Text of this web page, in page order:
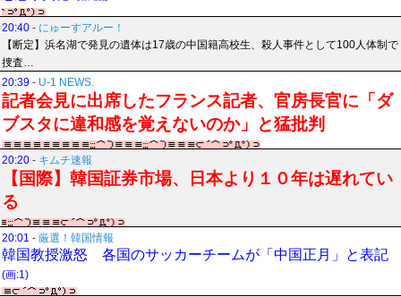
20:40 - にゅーすアルー！
【断定】浜名湖で発見の遺体は17歳の中国籍高校生、殺人事件として100人体制で
捜査…
20:39 - U-1 NEWS.
記者会見に出席したフランス記者、官房長官に「ダ
ブスタに違和感を覚えないのか」と猛批判
20:20 - キムチ速報
【国際】韓国証券市場、日本より１０年は遅れてい
る
20:01 - 厳選！韓国情報
韓国教授激怒 各国のサッカーチームが「中国正月」と表記
(画:1)